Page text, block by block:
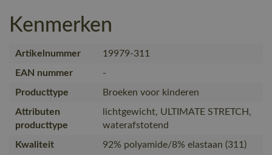
Kenmerken
Artikelnummer
19979-311
EAN nummer
-
Producttype
Broeken voor kinderen
Attributen
producttype
lichtgewicht, ULTIMATE STRETCH,
waterafstotend
Kwaliteit
92% polyamide/8% elastaan (311)